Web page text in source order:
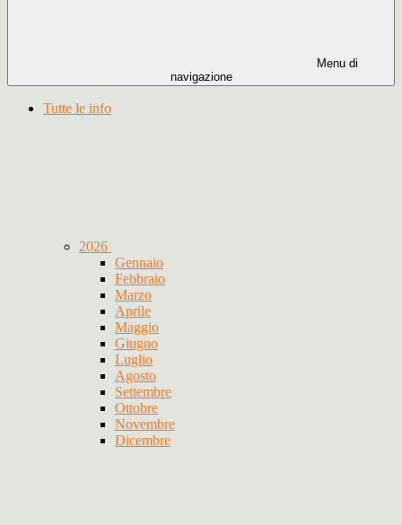
Menu di
navigazione
Tutte le info
2026
Gennaio
Febbraio
Marzo
Aprile
Maggio
Giugno
Luglio
Agosto
Settembre
Ottobre
Novembre
Dicembre